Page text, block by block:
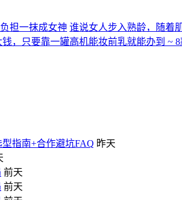
担一抹成女神 谁说女人步入熟龄，随着
，只要靠一罐高机能妆前乳就能办到 ~
指南+合作避坑FAQ 昨天
前天
前天